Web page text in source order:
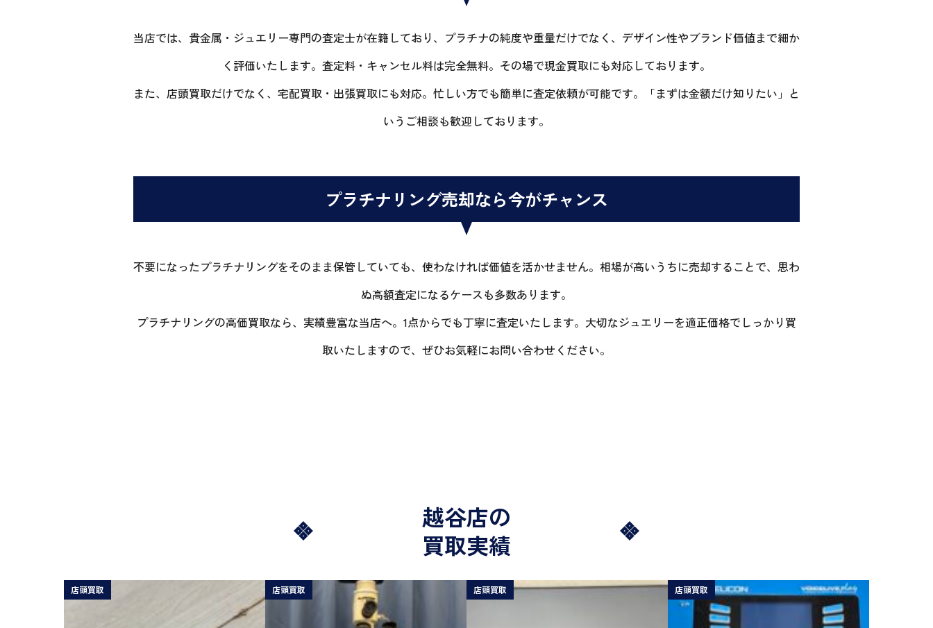
当店では、貴金属・ジュエリー専門の査定士が在籍しており、プラチナの純度や重量だけでなく、デザイン性やブランド価値まで細か
く評価いたします。査定料・キャンセル料は完全無料。その場で現金買取にも対応しております。
また、店頭買取だけでなく、宅配買取・出張買取にも対応。忙しい方でも簡単に査定依頼が可能です。「まずは金額だけ知りたい」と
いうご相談も歓迎しております。
プラチナリング売却なら今がチャンス
不要になったプラチナリングをそのまま保管していても、使わなければ価値を活かせません。相場が高いうちに売却することで、思わ
ぬ高額査定になるケースも多数あります。
プラチナリングの高価買取なら、実績豊富な当店へ。1点からでも丁寧に査定いたします。大切なジュエリーを適正価格でしっかり買
取いたしますので、ぜひお気軽にお問い合わせください。
越谷店の
買取実績
店頭買取 店頭買取 店頭買取 店頭買取